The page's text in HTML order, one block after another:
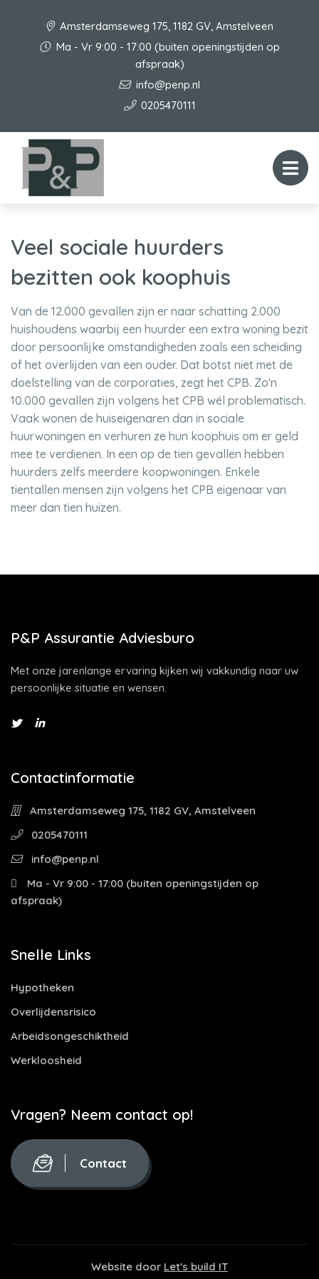
Amsterdamseweg 175, 1182 GV, Amstelveen
Ma - Vr 9:00 - 17:00 (buiten openingstijden op
afspraak)
info@penp.nl
0205470111
Veel sociale huurders
bezitten ook koophuis
Van de 12.000 gevallen zijn er naar schatting 2.000
huishoudens waarbij een huurder een extra woning bezit
door persoonlijke omstandigheden zoals een scheiding
of het overlijden van een ouder. Dat botst niet met de
doelstelling van de corporaties, zegt het CPB. Zo'n
10.000 gevallen zijn volgens het CPB wél problematisch.
Vaak wonen de huiseigenaren dan in sociale
huurwoningen en verhuren ze hun koophuis om er geld
mee te verdienen. In een op de tien gevallen hebben
huurders zelfs meerdere koopwoningen. Enkele
tientallen mensen zijn volgens het CPB eigenaar van
meer dan tien huizen.
P&P Assurantie Adviesburo
Met onze jarenlange ervaring kijken wij vakkundig naar uw
persoonlijke situatie en wensen.
Contactinformatie
Amsterdamseweg 175, 1182 GV, Amstelveen
0205470111
info@penp.nl
Ma - Vr 9:00 - 17:00 (buiten openingstijden op
afspraak)
Snelle Links
Hypotheken
Overlijdensrisico
Arbeidsongeschiktheid
Werkloosheid
Vragen? Neem contact op!
Contact
Website door Let's build IT